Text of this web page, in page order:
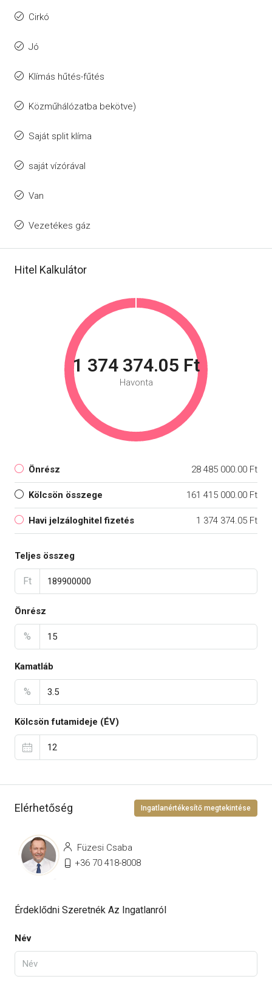
Cirkó
Jó
Klímás hűtés-fűtés
Közműhálózatba bekötve)
Saját split klíma
saját vízórával
Van
Vezetékes gáz
Hitel Kalkulátor
1 374 374.05 Ft
Havonta
Önrész 28 485 000.00 Ft
Kölcsön összege 161 415 000.00 Ft
Havi jelzáloghitel fizetés 1 374 374.05 Ft
Teljes összeg
Ft
Önrész
%
Kamatláb
%
Kölcsön futamideje (ÉV)
Elérhetőség Ingatlanértékesítő megtekintése
Füzesi Csaba
+36 70 418-8008
Érdeklődni Szeretnék Az Ingatlanról
Név